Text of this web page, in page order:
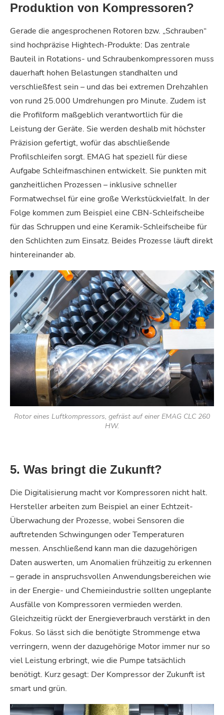
Produktion von Kompressoren?
Gerade die angesprochenen Rotoren bzw. „Schrauben“
sind hochpräzise Hightech-Produkte: Das zentrale
Bauteil in Rotations- und Schraubenkompressoren muss
dauerhaft hohen Belastungen standhalten und
verschließfest sein – und das bei extremen Drehzahlen
von rund 25.000 Umdrehungen pro Minute. Zudem ist
die Profilform maßgeblich verantwortlich für die
Leistung der Geräte. Sie werden deshalb mit höchster
Präzision gefertigt, wofür das abschließende
Profilschleifen sorgt. EMAG hat speziell für diese
Aufgabe Schleifmaschinen entwickelt. Sie punkten mit
ganzheitlichen Prozessen – inklusive schneller
Formatwechsel für eine große Werkstückvielfalt. In der
Folge kommen zum Beispiel eine CBN-Schleifscheibe
für das Schruppen und eine Keramik-Schleifscheibe für
den Schlichten zum Einsatz. Beides Prozesse läuft direkt
hintereinander ab.
Rotor eines Luftkompressors, gefräst auf einer EMAG CLC 260
HW.
5. Was bringt die Zukunft?
Die Digitalisierung macht vor Kompressoren nicht halt.
Hersteller arbeiten zum Beispiel an einer Echtzeit-
Überwachung der Prozesse, wobei Sensoren die
auftretenden Schwingungen oder Temperaturen
messen. Anschließend kann man die dazugehörigen
Daten auswerten, um Anomalien frühzeitig zu erkennen
– gerade in anspruchsvollen Anwendungsbereichen wie
in der Energie- und Chemieindustrie sollten ungeplante
Ausfälle von Kompressoren vermieden werden.
Gleichzeitig rückt der Energieverbrauch verstärkt in den
Fokus. So lässt sich die benötigte Strommenge etwa
verringern, wenn der dazugehörige Motor immer nur so
viel Leistung erbringt, wie die Pumpe tatsächlich
benötigt. Kurz gesagt: Der Kompressor der Zukunft ist
smart und grün.